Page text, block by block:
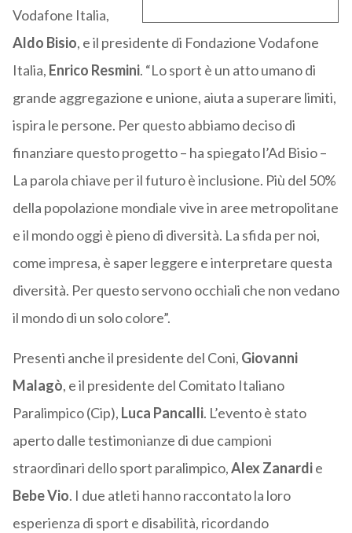
Vodafone Italia,
Aldo Bisio, e il presidente di Fondazione Vodafone
Italia, Enrico Resmini. “Lo sport è un atto umano di
grande aggregazione e unione, aiuta a superare limiti,
ispira le persone. Per questo abbiamo deciso di
finanziare questo progetto – ha spiegato l’Ad Bisio –
La parola chiave per il futuro è inclusione. Più del 50%
della popolazione mondiale vive in aree metropolitane
e il mondo oggi è pieno di diversità. La sfida per noi,
come impresa, è saper leggere e interpretare questa
diversità. Per questo servono occhiali che non vedano
il mondo di un solo colore”.
Presenti anche il presidente del Coni, Giovanni
Malagò, e il presidente del Comitato Italiano
Paralimpico (Cip), Luca Pancalli. L’evento è stato
aperto dalle testimonianze di due campioni
straordinari dello sport paralimpico,Alex Zanardie
Bebe Vio. I due atleti hanno raccontato la loro
esperienza di sport e disabilità, ricordando